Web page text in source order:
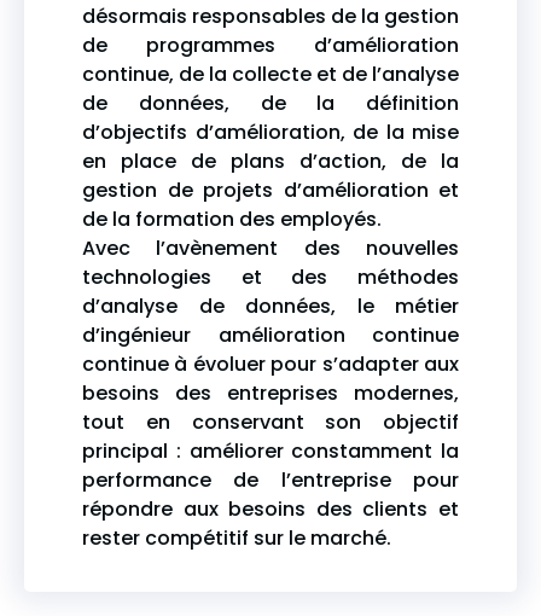
désormais responsables de la gestion
de programmes d’amélioration
continue, de la collecte et de l’analyse
de données, de la définition
d’objectifs d’amélioration, de la mise
en place de plans d’action, de la
gestion de projets d’amélioration et
de la formation des employés.
Avec l’avènement des nouvelles
technologies et des méthodes
d’analyse de données, le métier
d’ingénieur amélioration continue
continue à évoluer pour s’adapter aux
besoins des entreprises modernes,
tout en conservant son objectif
principal : améliorer constamment la
performance de l’entreprise pour
répondre aux besoins des clients et
rester compétitif sur le marché.